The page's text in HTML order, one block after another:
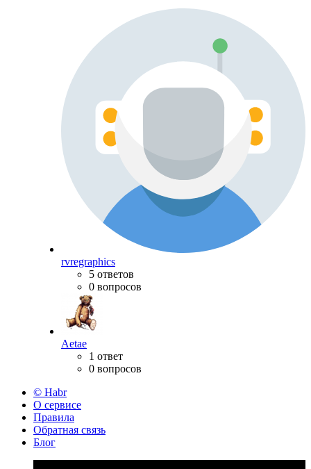
rvregraphics
5 ответов
0 вопросов
Aetae
1 ответ
0 вопросов
© Habr
О сервисе
Правила
Обратная связь
Блог